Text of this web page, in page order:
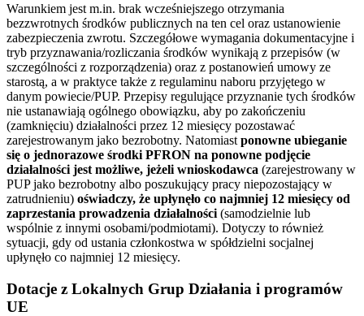
Warunkiem jest m.in. brak wcześniejszego otrzymania
bezzwrotnych środków publicznych na ten cel oraz ustanowienie
zabezpieczenia zwrotu. Szczegółowe wymagania dokumentacyjne i
tryb przyznawania/rozliczania środków wynikają z przepisów (w
szczególności z rozporządzenia) oraz z postanowień umowy ze
starostą, a w praktyce także z regulaminu naboru przyjętego w
danym powiecie/PUP. Przepisy regulujące przyznanie tych środków
nie ustanawiają ogólnego obowiązku, aby po zakończeniu
(zamknięciu) działalności przez 12 miesięcy pozostawać
zarejestrowanym jako bezrobotny. Natomiast ponowne ubieganie
się o jednorazowe środki PFRON na ponowne podjęcie
działalności jest możliwe, jeżeli wnioskodawca (zarejestrowany w
PUP jako bezrobotny albo poszukujący pracy niepozostający w
zatrudnieniu) oświadczy, że upłynęło co najmniej 12 miesięcy od
zaprzestania prowadzenia działalności (samodzielnie lub
wspólnie z innymi osobami/podmiotami). Dotyczy to również
sytuacji, gdy od ustania członkostwa w spółdzielni socjalnej
upłynęło co najmniej 12 miesięcy.
Dotacje z Lokalnych Grup Działania i programów
UE